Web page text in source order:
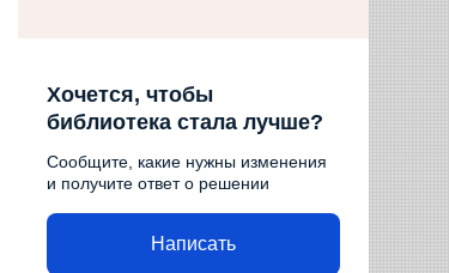
Хочется, чтобы
библиотека стала лучше?
Сообщите, какие нужны изменения
и получите ответ о решении
Написать